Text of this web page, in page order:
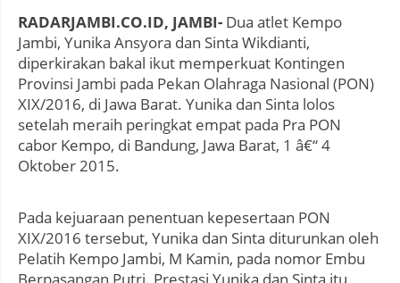
RADARJAMBI.CO.ID, JAMBI- Dua atlet Kempo
Jambi, Yunika Ansyora dan Sinta Wikdianti,
diperkirakan bakal ikut memperkuat Kontingen
Provinsi Jambi pada Pekan Olahraga Nasional (PON)
XIX/2016, di Jawa Barat. Yunika dan Sinta lolos
setelah meraih peringkat empat pada Pra PON
cabor Kempo, di Bandung, Jawa Barat, 1 â€“ 4
Oktober 2015.
Pada kejuaraan penentuan kepesertaan PON
XIX/2016 tersebut, Yunika dan Sinta diturunkan oleh
Pelatih Kempo Jambi, M Kamin, pada nomor Embu